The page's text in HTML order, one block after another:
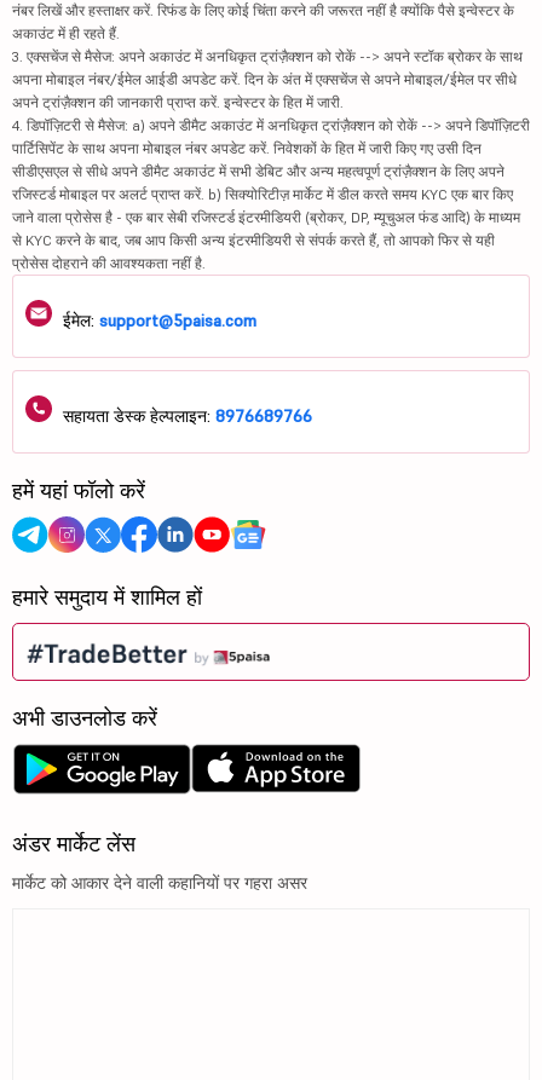
नंबर लिखें और हस्ताक्षर करें. रिफंड के लिए कोई चिंता करने की जरूरत नहीं है क्योंकि पैसे इन्वेस्टर के
अकाउंट में ही रहते हैं.
3. एक्सचेंज से मैसेज: अपने अकाउंट में अनधिकृत ट्रांज़ैक्शन को रोकें --> अपने स्टॉक ब्रोकर के साथ
अपना मोबाइल नंबर/ईमेल आईडी अपडेट करें. दिन के अंत में एक्सचेंज से अपने मोबाइल/ईमेल पर सीधे
अपने ट्रांज़ैक्शन की जानकारी प्राप्त करें. इन्वेस्टर के हित में जारी.
4. डिपॉज़िटरी से मैसेज: a) अपने डीमैट अकाउंट में अनधिकृत ट्रांज़ैक्शन को रोकें --> अपने डिपॉज़िटरी
पार्टिसिपेंट के साथ अपना मोबाइल नंबर अपडेट करें. निवेशकों के हित में जारी किए गए उसी दिन
सीडीएसएल से सीधे अपने डीमैट अकाउंट में सभी डेबिट और अन्य महत्वपूर्ण ट्रांज़ैक्शन के लिए अपने
रजिस्टर्ड मोबाइल पर अलर्ट प्राप्त करें. b) सिक्योरिटीज़ मार्केट में डील करते समय KYC एक बार किए
जाने वाला प्रोसेस है - एक बार सेबी रजिस्टर्ड इंटरमीडियरी (ब्रोकर, DP, म्यूचुअल फंड आदि) के माध्यम
से KYC करने के बाद, जब आप किसी अन्य इंटरमीडियरी से संपर्क करते हैं, तो आपको फिर से यही
प्रोसेस दोहराने की आवश्यकता नहीं है.
ईमेल: support@5paisa.com
सहायता डेस्क हेल्पलाइन: 8976689766
हमें यहां फॉलो करें
हमारे समुदाय में शामिल हों
अभी डाउनलोड करें
अंडर मार्केट लेंस
मार्केट को आकार देने वाली कहानियों पर गहरा असर